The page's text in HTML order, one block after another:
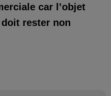
car l’objet
rester non